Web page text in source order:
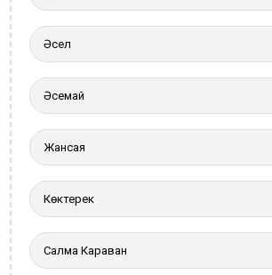
Әсел
Әсемай
Жансая
Көктерек
Салма Караван